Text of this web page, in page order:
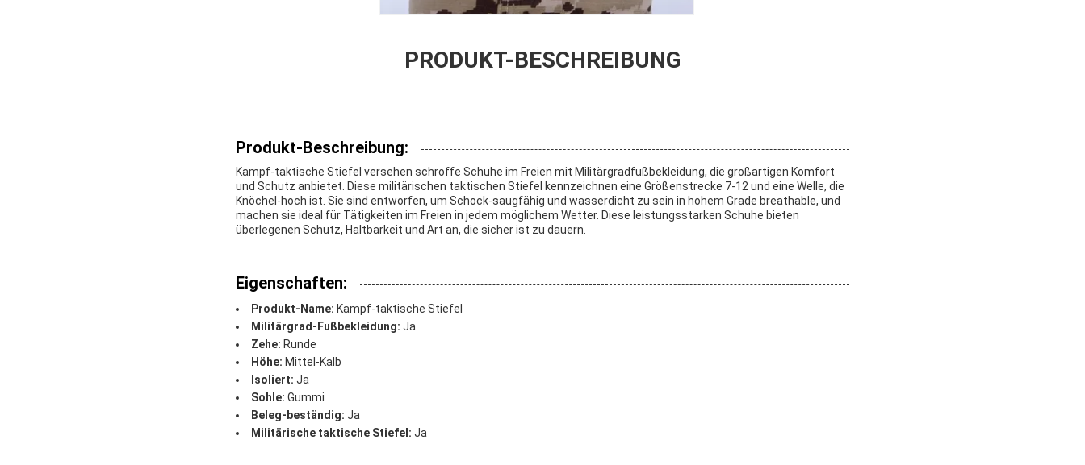
PRODUKT-BESCHREIBUNG
Produkt-Beschreibung:
Kampf-taktische Stiefel versehen schroffe Schuhe im Freien mit Militärgradfußbekleidung, die großartigen Komfort
und Schutz anbietet. Diese militärischen taktischen Stiefel kennzeichnen eine Größenstrecke 7-12 und eine Welle, die
Knöchel-hoch ist. Sie sind entworfen, um Schock-saugfähig und wasserdicht zu sein in hohem Grade breathable, und
machen sie ideal für Tätigkeiten im Freien in jedem möglichem Wetter. Diese leistungsstarken Schuhe bieten
überlegenen Schutz, Haltbarkeit und Art an, die sicher ist zu dauern.
Eigenschaften:
Produkt-Name: Kampf-taktische Stiefel
Militärgrad-Fußbekleidung: Ja
Zehe: Runde
Höhe: Mittel-Kalb
Isoliert: Ja
Sohle: Gummi
Beleg-beständig: Ja
Militärische taktische Stiefel: Ja